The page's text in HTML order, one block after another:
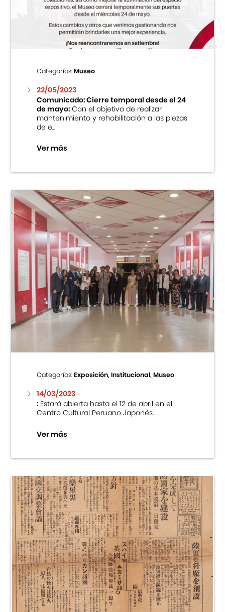
Centro Cultural Peruano Japonés
Museo de la Inmigración Japonesa
Fondo Editorial
Teatro Peruano Japonés
Categorías:Museo
22/05/2023
Comunicado: Cierre temporal desde el 24
de mayo:Con el objetivo de realizar
mantenimiento y rehabilitación a las piezas
de e...
Ver más
Categorías:Exposición, Institucional, Museo
14/03/2023
:Estará abierta hasta el 12 de abril en el
Centro Cultural Peruano Japonés.
Ver más